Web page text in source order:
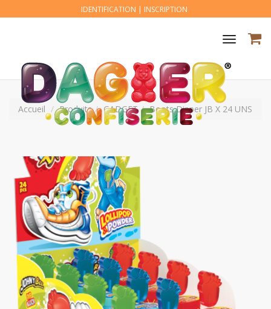
IDENTIFICATION | INSCRIPTION
Toggle
Accueil Produits GADGET Boots Dipper JB X 24 UNS